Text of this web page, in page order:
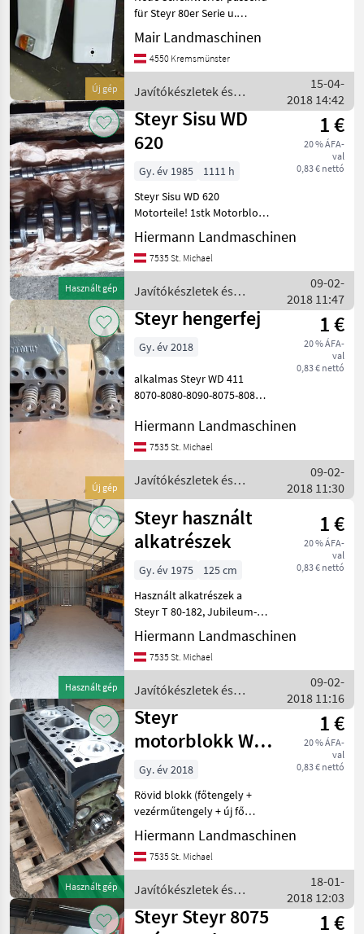
Új gép
für Steyr 80er Serie u.
andere Traktoren mit H 4
Birne Javítókészletek és
alkatrészek Traktorok
Mair Landmaschinen
4550 Kremsmünster
Javítókészletek és
alkatrészek / Steyr
15-04-
2018 14:42
Használt gép
Steyr Sisu WD
620
1 €
20 % ÁFA-
val
0,83 € nettó
Gy. év 1985
1111 h
Steyr Sisu WD 620
Motorteile! 1stk Motorblock
WD 620 1 stk Kurbelwelle
und 1 stk Nockenwelle für
Sisu WD 620 passend für
Javítóké
Hiermann Landmaschinen
7535 St. Michael
Javítókészletek és
alkatrészek / Steyr
09-02-
2018 11:47
Új gép
Steyr hengerfej 1 €
20 % ÁFA-
val
0,83 € nettó
Gy. év 2018
alkalmas Steyr WD 411
8070-8080-8090-8075-8085
T188, T190, 540-hez is
raktáron! Javítókészletek
és alkatrészek Traktorok
pótalkatrészei
Hiermann Landmaschinen
7535 St. Michael
Javítókészletek és
alkatrészek / Steyr
09-02-
2018 11:30
Használt gép
Steyr használt
alkatrészek
1 €
20 % ÁFA-
val
0,83 € nettó
Gy. év 1975
125 cm
Használt alkatrészek a
Steyr T 80-182, Jubileum-
sorozat, Plusz-sorozat és
8000-es sorozat
modellekhez
alkatrészek Traktorok
pótalkatrészei
Hiermann Landmaschinen
7535 St. Michael
Javítókészletek és
alkatrészek / Steyr
09-02-
2018 11:16
Használt gép
Steyr
motorblokk WD
411
8075,8080,8090
1 €
20 % ÁFA-
val
0,83 € nettó
Gy. év 2018
Rövid blokk (főtengely +
vezérműtengely + új fő
csapágyak és hajtókar
csapágyak + dugattyúk és
perselyek) motorblokkok
650, 760, 8080,
Hiermann Landmaschinen
7535 St. Michael
Javítókészletek és
alkatrészek / Steyr
18-01-
2018 12:03
Steyr Steyr 8075
1 €